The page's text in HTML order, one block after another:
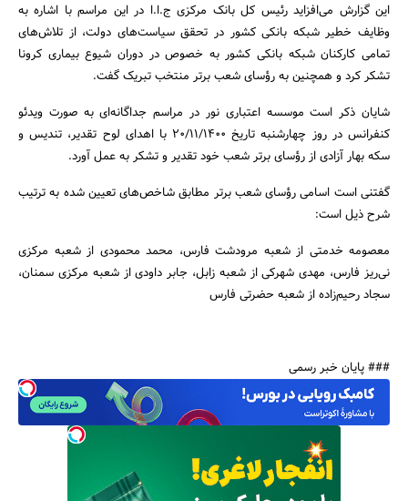
جستجو
این گزارش می‌افزاید رئیس کل بانک مرکزی ج.ا.ا در این مراسم با اشاره به
وظایف خطیر شبکه بانکی کشور در تحقق سیاست‌های دولت، از تلاش‌های
تمامی کارکنان شبکه بانکی کشور به خصوص در دوران شیوع بیماری کرونا
تشکر کرد و همچنین به رؤسای شعب برتر منتخب تبریک گفت.
شایان ذکر است موسسه اعتباری نور در مراسم جداگانه‌ای به صورت ویدئو
کنفرانس در روز چهارشنبه تاریخ 20/11/1400 با اهدای لوح تقدیر، تندیس و
سکه بهار آزادی از رؤسای برتر شعب خود تقدیر و تشکر به عمل آورد.
گفتنی است اسامی رؤسای شعب برتر مطابق شاخص‌های تعیین شده به ترتیب
شرح ذیل است:
معصومه خدمتی از شعبه مرودشت فارس، محمد محمودی از شعبه مرکزی
نی‌ریز فارس، مهدی شهرکی از شعبه زابل، جابر داودی از شعبه مرکزی سمنان،
سجاد رحیم‌زاده از شعبه حضرتی فارس
### پایان خبر رسمی